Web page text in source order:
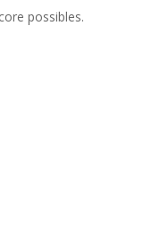
possibles.